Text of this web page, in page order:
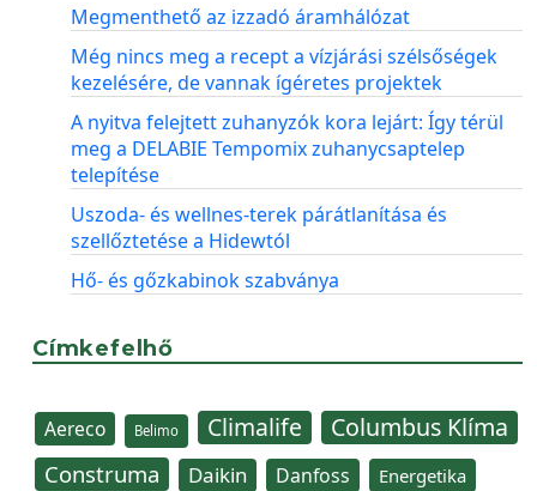
Megmenthető az izzadó áramhálózat
Még nincs meg a recept a vízjárási szélsőségek
kezelésére, de vannak ígéretes projektek
A nyitva felejtett zuhanyzók kora lejárt: Így térül
meg a DELABIE Tempomix zuhanycsaptelep
telepítése
Uszoda- és wellnes-terek párátlanítása és
szellőztetése a Hidewtól
Hő- és gőzkabinok szabványa
Címkefelhő
Aereco Belimo Climalife Columbus Klíma
Construma Daikin Danfoss Energetika